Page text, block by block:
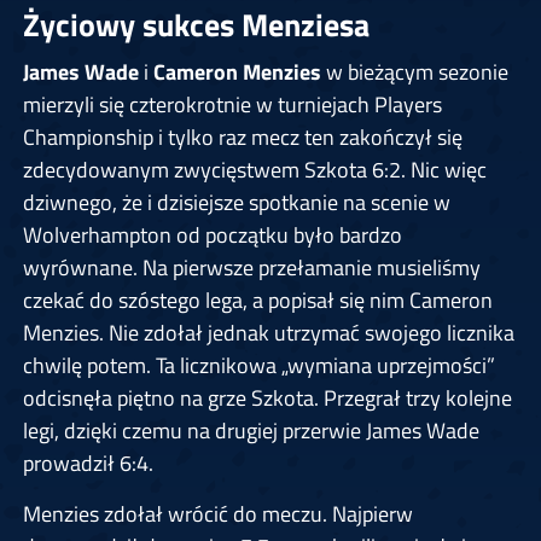
Życiowy sukces Menziesa
James WadeiCameron Menziesw bieżącym sezonie
mierzyli się czterokrotnie w turniejach Players
Championship i tylko raz mecz ten zakończył się
zdecydowanym zwycięstwem Szkota 6:2. Nic więc
dziwnego, że i dzisiejsze spotkanie na scenie w
Wolverhampton od początku było bardzo
wyrównane. Na pierwsze przełamanie musieliśmy
czekać do szóstego lega, a popisał się nim Cameron
Menzies. Nie zdołał jednak utrzymać swojego licznika
chwilę potem. Ta licznikowa „wymiana uprzejmości”
odcisnęła piętno na grze Szkota. Przegrał trzy kolejne
legi, dzięki czemu na drugiej przerwie James Wade
prowadził 6:4.
Menzies zdołał wrócić do meczu. Najpierw